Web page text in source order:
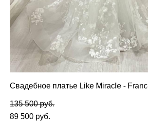
Свадебное платье Like Miracle -
135 500 pуб.
89 500 pуб.